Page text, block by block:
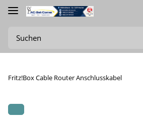
Fritz!Box Cable Router Anschlusskabel